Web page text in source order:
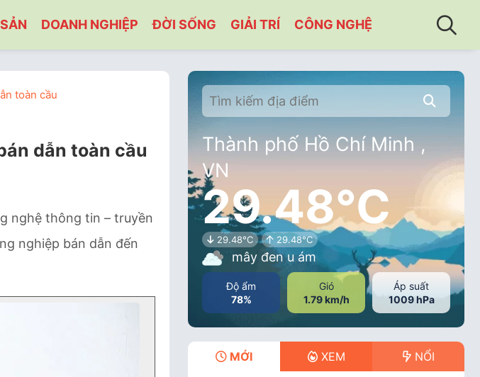
DOANH NGHIỆP ĐỜI SỐNG GIẢI TRÍ CÔNG NGHỆ
toàn cầu
dẫn toàn cầu
nghệ thông tin – truyền
nghiệp bán dẫn đến
Thành phố Hồ Chí Minh ,
VN
29.48°C
29.48°C 29.48°C
mây đen u ám
Độ ẩm
78%
Gió
1.79 km/h
Áp suất
1009 hPa
MỚI XEM NỔI